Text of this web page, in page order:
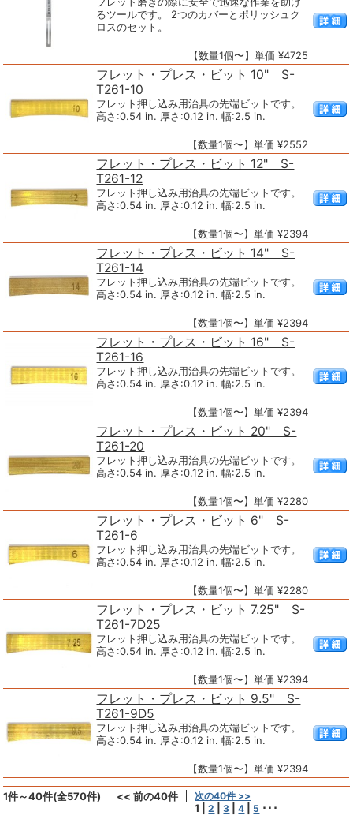
るツールです。 2つのカバーとポリッシュク
ロスのセット。
【数量1個〜】単価 ¥4725
フレット・プレス・ビット 10" S-
T261-10
フレット押し込み用治具の先端ビットです。
高さ:0.54 in. 厚さ:0.12 in. 幅:2.5 in.
【数量1個〜】単価 ¥2552
フレット・プレス・ビット 12" S-
T261-12
フレット押し込み用治具の先端ビットです。
高さ:0.54 in. 厚さ:0.12 in. 幅:2.5 in.
【数量1個〜】単価 ¥2394
フレット・プレス・ビット 14" S-
T261-14
フレット押し込み用治具の先端ビットです。
高さ:0.54 in. 厚さ:0.12 in. 幅:2.5 in.
【数量1個〜】単価 ¥2394
フレット・プレス・ビット 16" S-
T261-16
フレット押し込み用治具の先端ビットです。
高さ:0.54 in. 厚さ:0.12 in. 幅:2.5 in.
【数量1個〜】単価 ¥2394
フレット・プレス・ビット 20" S-
T261-20
フレット押し込み用治具の先端ビットです。
高さ:0.54 in. 厚さ:0.12 in. 幅:2.5 in.
【数量1個〜】単価 ¥2280
フレット・プレス・ビット 6" S-
T261-6
フレット押し込み用治具の先端ビットです。
高さ:0.54 in. 厚さ:0.12 in. 幅:2.5 in.
【数量1個〜】単価 ¥2280
フレット・プレス・ビット 7.25" S-
T261-7D25
フレット押し込み用治具の先端ビットです。
高さ:0.54 in. 厚さ:0.12 in. 幅:2.5 in.
【数量1個〜】単価 ¥2394
フレット・プレス・ビット 9.5" S-
T261-9D5
フレット押し込み用治具の先端ビットです。
高さ:0.54 in. 厚さ:0.12 in. 幅:2.5 in.
【数量1個〜】単価 ¥2394
1件～40件(全570件) << 前の40件 次の40件 >>
1 |2 |3 |4 5 ･･･